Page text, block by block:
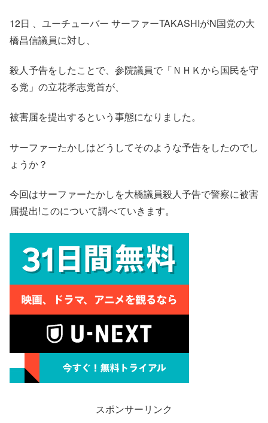
12日 、ユーチューバー サーファーTAKASHIがN国党の大
橋昌信議員に対し、
殺人予告をしたことで、参院議員で「ＮＨＫから国民を守
る党」の立花孝志党首が、
被害届を提出するという事態になりました。
サーファーたかしはどうしてそのような予告をしたのでし
ょうか？
今回はサーファーたかしを大橋議員殺人予告で警察に被害
届提出!このについて調べていきます。
スポンサーリンク